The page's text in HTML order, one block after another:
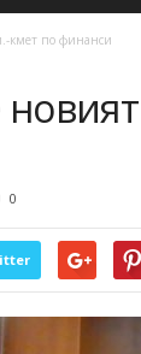
кмет по финанси
0